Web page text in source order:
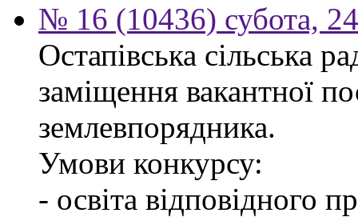
№ 16 (10436) субота,
Остапівська сільська
заміщення вакантної
землевпорядника.
Умови конкурсу:
- освіта відповідного